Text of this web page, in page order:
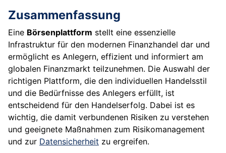
Zusammenfassung
Eine Börsenplattform stellt eine essenzielle
Infrastruktur für den modernen Finanzhandel dar und
ermöglicht es Anlegern, effizient und informiert am
globalen Finanzmarkt teilzunehmen. Die Auswahl der
richtigen Plattform, die den individuellen Handelsstil
und die Bedürfnisse des Anlegers erfüllt, ist
entscheidend für den Handelserfolg. Dabei ist es
wichtig, die damit verbundenen Risiken zu verstehen
und geeignete Maßnahmen zum Risikomanagement
und zur Datensicherheit zu ergreifen.